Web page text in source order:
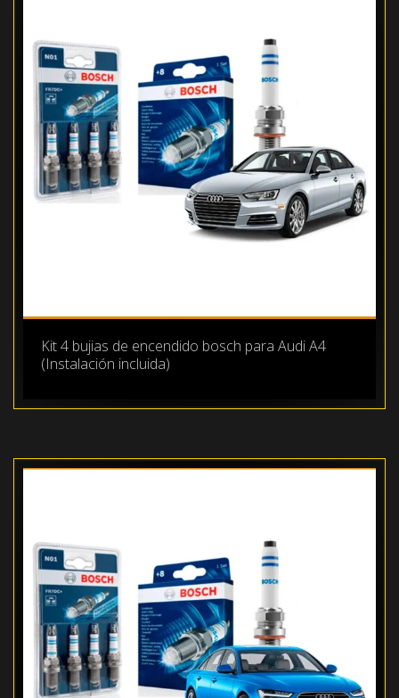
Kit 4 bujias de encendido bosch para Audi A4
(Instalación incluida)